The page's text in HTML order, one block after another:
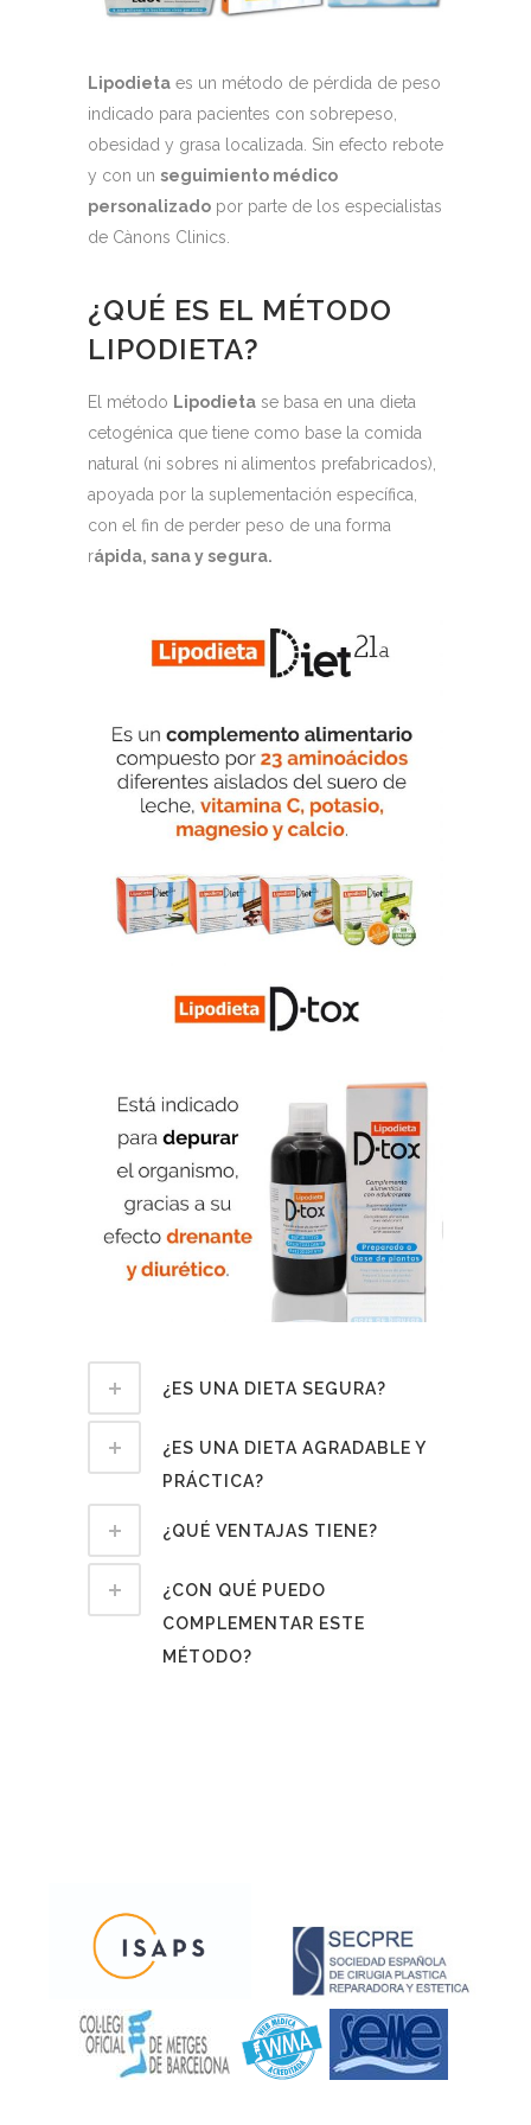
Lipodieta es un método de pérdida de peso
indicado para pacientes con sobrepeso,
obesidad y grasa localizada. Sin efecto rebote
y con un seguimiento médico
personalizado por parte de los especialistas
de Cànons Clinics.
¿QUÉ ES EL MÉTODO
LIPODIETA?
El método Lipodieta se basa en una dieta
cetogénica que tiene como base la comida
natural (ni sobres ni alimentos prefabricados),
apoyada por la suplementación específica,
con el fin de perder peso de una forma
rápida, sana y segura.
¿ES UNA DIETA SEGURA?
¿ES UNA DIETA AGRADABLE Y
PRÁCTICA?
¿QUÉ VENTAJAS TIENE?
¿CON QUÉ PUEDO
COMPLEMENTAR ESTE
MÉTODO?